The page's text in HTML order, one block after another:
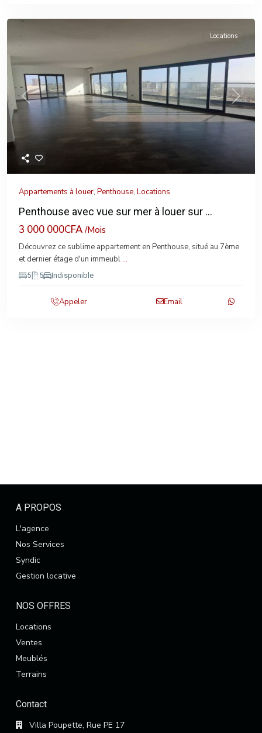
Previous Next
Locations
Appartements à louer, Penthouse, Locations
Penthouse avec vue sur mer à louer sur ...
3 000 000CFA/Mois
Découvrez ce sublime appartement en Penthouse, situé au 7ème
et dernier étage d'un immeubl...
5 5 Indisponible
Appeler Email
A PROPOS
L'agence
Nos Services
Syndic
Gestion locative
NOS OFFRES
Locations
Ventes
Meublés
Terrains
Contact
Villa Poupette, Rue PE 17